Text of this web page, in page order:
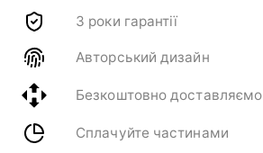
3 роки гарантії
Авторський дизайн
Безкоштовно доставляємо
Сплачуйте частинами